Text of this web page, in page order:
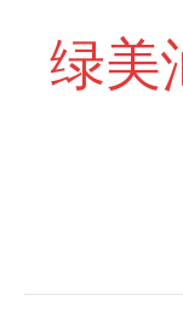
绿美